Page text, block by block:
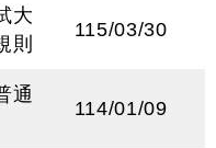
大
則
115/03/30
通
114/01/09